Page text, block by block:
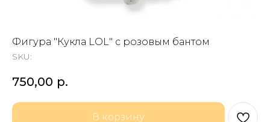
Фигура "Кукла LOL" с розовым бантом
SKU:
750,00 р.
В корзину